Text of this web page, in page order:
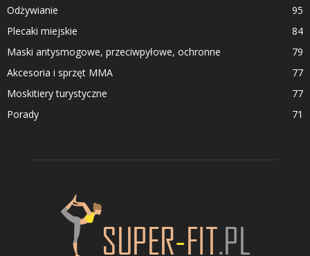
Odżywianie
95
Plecaki miejskie
84
Maski antysmogowe, przeciwpyłowe, ochronne
79
Akcesoria i sprzęt MMA
77
Moskitiery turystyczne
77
Porady
71